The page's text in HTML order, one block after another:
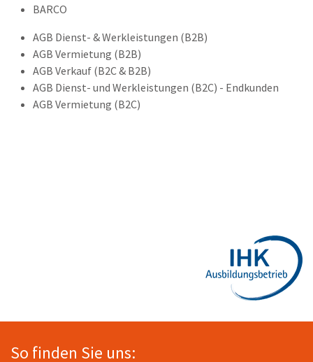
BARCO
AGB Dienst- & Werkleistungen (B2B)
AGB Vermietung (B2B)
AGB Verkauf (B2C & B2B)
AGB Dienst- und Werkleistungen (B2C) - Endkunden
AGB Vermietung (B2C)
So finden Sie uns: